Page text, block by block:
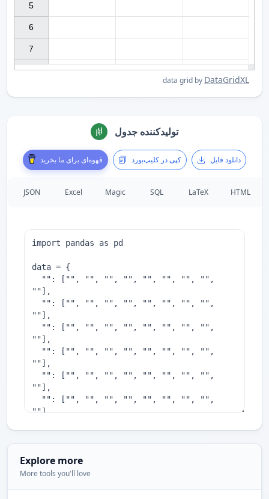
5
6
7
data grid by DataGridXL
تولیدکننده جدول
قهوه‌ای برای ما بخرید کپی در کلیپ‌بورد دانلود فایل
JSON Excel Magic SQL LaTeX HTML
Explore more
More tools you'll love